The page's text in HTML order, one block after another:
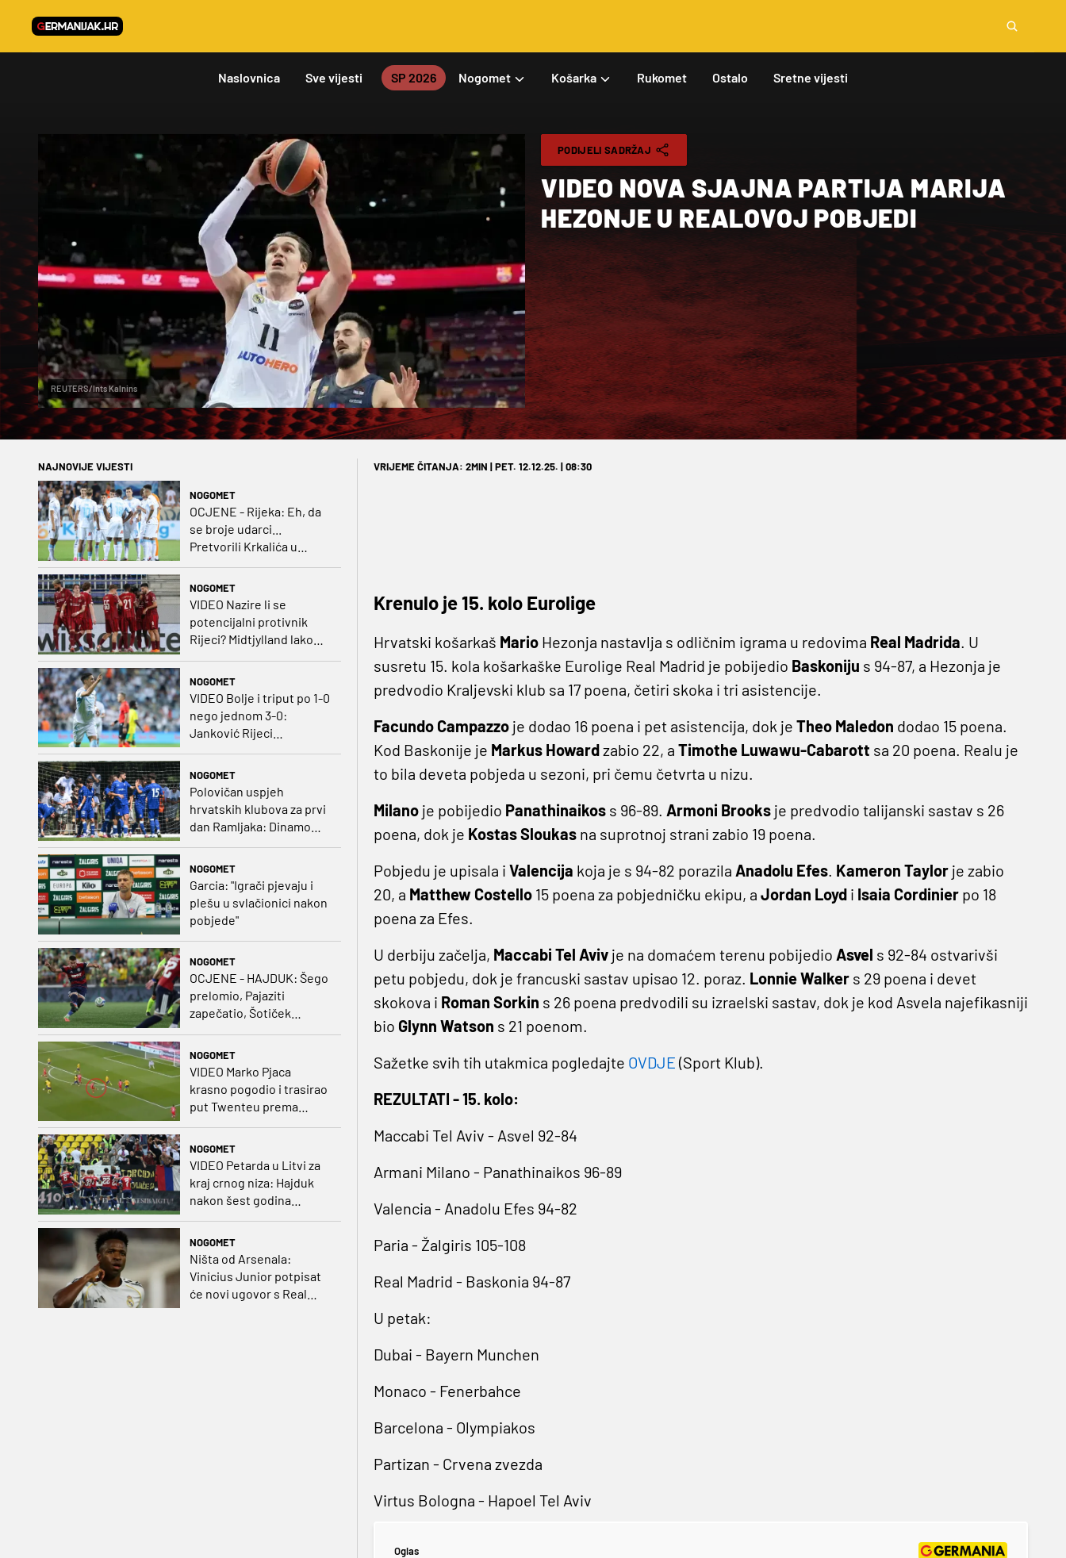
Naslovnica Sve vijesti SP 2026 Nogomet Košarka Rukomet Ostalo Sretne vijesti
REUTERS/Ints Kalnins
PODIJELI SADRŽAJ
VIDEO NOVA SJAJNA PARTIJA MARIJA
HEZONJE U REALOVOJ POBJEDI
NAJNOVIJE VIJESTI
NOGOMET
OCJENE - Rijeka: Eh, da
se broje udarci...
Pretvorili Krkalića u
NOGOMET
VIDEO Nazire li se
potencijalni protivnik
Rijeci? Midtjylland lako
NOGOMET
VIDEO Bolje i triput po 1-0
nego jednom 3-0:
Janković Rijeci
projektilom donio slavlje
protivnika
NOGOMET
Polovičan uspjeh
hrvatskih klubova za prvi
dan Ramljaka: Dinamo
poražen od Juventusa,
NOGOMET
Garcia: "Igrači pjevaju i
plešu u svlačionici nakon
pobjede"
NOGOMET
OCJENE - HAJDUK: Šego
prelomio, Pajaziti
zapečatio, Šotiček
NOGOMET
VIDEO Marko Pjaca
krasno pogodio i trasirao
put Twenteu prema
važnoj pobjedi
NOGOMET
VIDEO Petarda u Litvi za
kraj crnog niza: Hajduk
nakon šest godina
NOGOMET
Ništa od Arsenala:
Vinicius Junior potpisat
će novi ugovor s Real
VRIJEME ČITANJA: 2MIN | PET. 12.12.25. | 08:30
Krenulo je 15. kolo Eurolige
Hrvatski košarkaš Mario Hezonja nastavlja s odličnim igrama u redovima Real Madrida. U
susretu 15. kola košarkaške Eurolige Real Madrid je pobijedio Baskoniju s 94-87, a Hezonja je
predvodio Kraljevski klub sa 17 poena, četiri skoka i tri asistencije.
Facundo Campazzo je dodao 16 poena i pet asistencija, dok je Theo Maledon dodao 15 poena.
Kod Baskonije je Markus Howardzabio 22, a Timothe Luwawu-Cabarott sa 20 poena. Realu je
to bila deveta pobjeda u sezoni, pri čemu četvrta u nizu.
Milano je pobijedio Panathinaikos s 96-89. Armoni Brooks je predvodio talijanski sastav s 26
poena, dok je Kostas Sloukas na suprotnoj strani zabio 19 poena.
Pobjedu je upisala i Valencija koja je s 94-82 porazila Anadolu Efes. Kameron Taylor je zabio
20, a Matthew Costello 15 poena za pobjedničku ekipu, a Jordan Loydi Isaia Cordinier po 18
poena za Efes.
U derbiju začelja, Maccabi Tel Aviv je na domaćem terenu pobijedio Asvel s 92-84 ostvarivši
petu pobjedu, dok je francuski sastav upisao 12. poraz. Lonnie Walker s 29 poena i devet
skokova i Roman Sorkin s 26 poena predvodili su izraelski sastav, dok je kod Asvela najefikasniji
bio Glynn Watson s 21 poenom.
Sažetke svih tih utakmica pogledajte OVDJE (Sport Klub).
REZULTATI - 15. kolo:
Maccabi Tel Aviv - Asvel 92-84
Armani Milano - Panathinaikos 96-89
Valencia - Anadolu Efes 94-82
Paria - Žalgiris 105-108
Real Madrid - Baskonia 94-87
U petak:
Dubai - Bayern Munchen
Monaco - Fenerbahce
Barcelona - Olympiakos
Partizan - Crvena zvezda
Virtus Bologna - Hapoel Tel Aviv
Oglas